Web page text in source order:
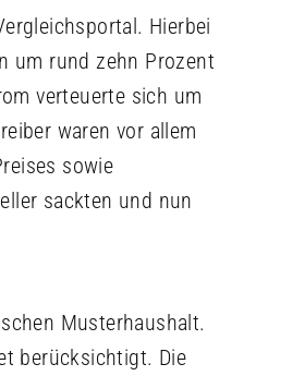
Hierbei
um rund zehn Prozent
verteuerte sich um
waren vor allem
sowie
sackten und nun
Musterhaushalt.
berücksichtigt. Die